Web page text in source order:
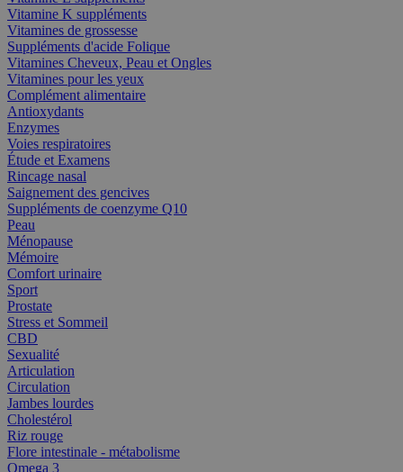
Vitamine K suppléments
Vitamines de grossesse
Suppléments d'acide Folique
Vitamines Cheveux, Peau et Ongles
Vitamines pour les yeux
Complément alimentaire
Antioxydants
Enzymes
Voies respiratoires
Étude et Examens
Rincage nasal
Saignement des gencives
Suppléments de coenzyme Q10
Peau
Ménopause
Mémoire
Comfort urinaire
Sport
Prostate
Stress et Sommeil
CBD
Sexualité
Articulation
Circulation
Jambes lourdes
Cholestérol
Riz rouge
Flore intestinale - métabolisme
Omega 3